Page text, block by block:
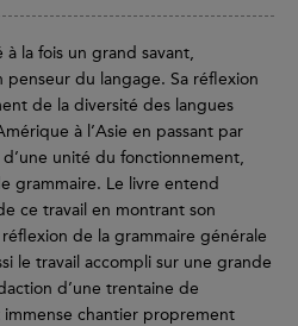
la fois un grand savant,
du langage. Sa réflexion
de la diversité des langues
à l’Asie en passant par
unité du fonctionnement,
grammaire. Le livre entend
ce travail en montrant son
de la grammaire générale
le travail accompli sur une grande
d’une trentaine de
chantier proprement